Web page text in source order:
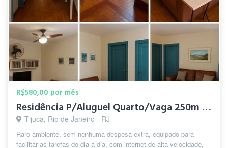
R$580,00 por mês
Residência P/Aluguel Quarto/Vaga 250m Metrô Tijuca Saens Pen
Tijuca, Rio de Janeiro - RJ
Raro ambiente, sem nenhuma despesa extra, equipado para
facilitar as tarefas do dia a dia, com internet de alta velocidade,